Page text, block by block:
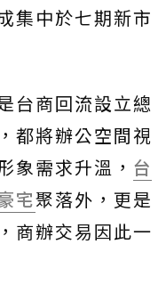
集中於七期新市
台商回流設立總
都將辦公空間視
象需求升溫， 台
宅聚落外，更是
商辦交易因此一